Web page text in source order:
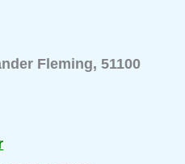
Fleming, 51100